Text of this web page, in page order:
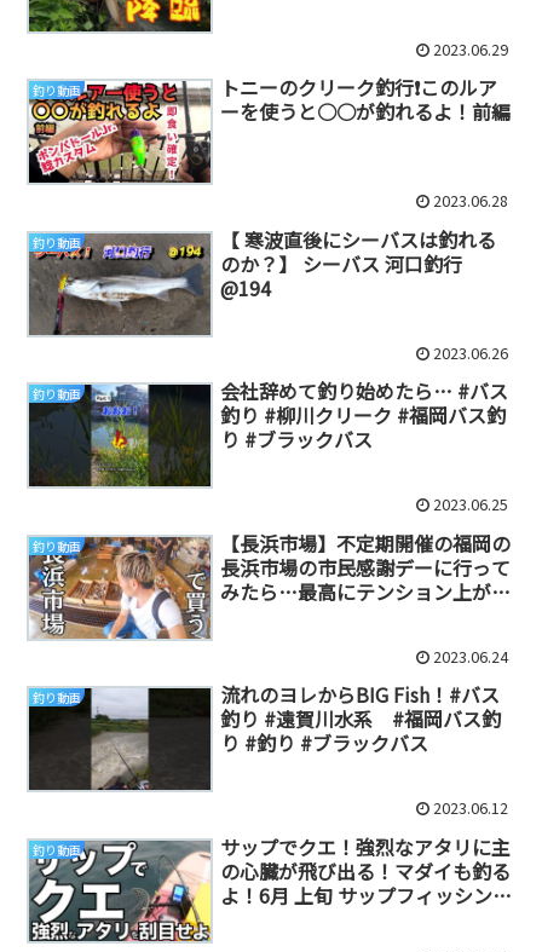
2023.06.29
釣り動画
トニーのクリーク釣行❗️このルア
ーを使うと○○が釣れるよ！前編
2023.06.28
釣り動画
【 寒波直後にシーバスは釣れる
のか？】 シーバス 河口釣行
@194
2023.06.26
釣り動画
会社辞めて釣り始めたら… #バス
釣り #柳川クリーク #福岡バス釣
り #ブラックバス
2023.06.25
釣り動画
【長浜市場】不定期開催の福岡の
長浜市場の市民感謝デーに行って
みたら…最高にテンション上がっ
2023.06.24
釣り動画
流れのヨレからBIG Fish！#バス
釣り #遠賀川水系 #福岡バス釣
り #釣り #ブラックバス
2023.06.12
釣り動画
サップでクエ！強烈なアタリに主
の心臓が飛び出る！マダイも釣る
よ！6月 上旬 サップフィッシング